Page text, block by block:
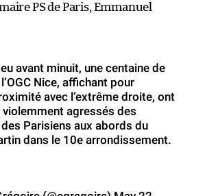
PS de Paris, Emmanuel
avant minuit, une centaine de
Nice, affichant pour
avec l’extrême droite, ont
agressés des
Parisiens aux abords du
dans le 10e arrondissement.